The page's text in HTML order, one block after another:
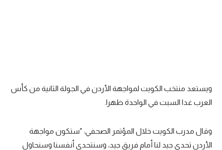
الكرة الأوروبية
منتخب مصر
ويستعد منتخب الكويت لمواجهة الأردن في الجولة الثانية من كأس
العرب غدا السبت في الواحدة ظهرا.
وقال مدرب الكويت خلال المؤتمر الصحفي: "ستكون مواجهة
الأردن تحدي جيد لنا أمام فريق جيد، وسنتحدى أنفسنا وسنحاول